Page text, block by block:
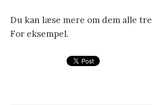
Du kan læse mere om dem alle tre
For eksempel.